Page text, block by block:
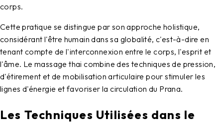
corps.
Cette pratique se distingue par son approche holistique,
considérant l'être humain dans sa globalité, c'est-à-dire en
tenant compte de l'interconnexion entre le corps, l'esprit et
l'âme. Le massage thai combine des techniques de pression,
d'étirement et de mobilisation articulaire pour stimuler les
lignes d'énergie et favoriser la circulation du Prana.
Les Techniques Utilisées dans le